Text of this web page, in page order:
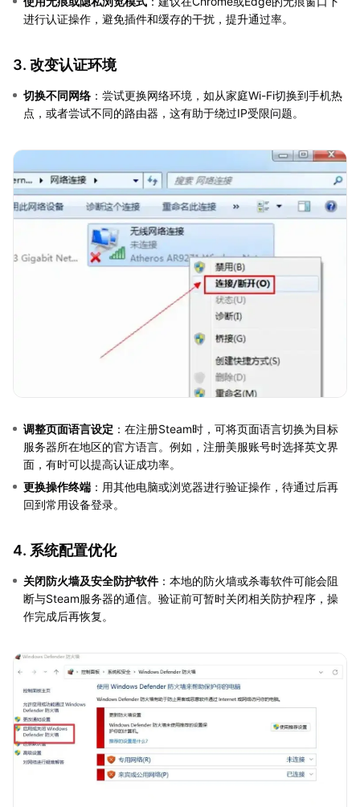
进行认证操作，避免插件和缓存的干扰，提升通过率。
3. 改变认证环境
切换不同网络 ：尝试更换网络环境，如从家庭Wi-Fi切换到手机热
点，或者尝试不同的路由器，这有助于绕过IP受限问题。
调整页面语言设定 ：在注册Steam时，可将页面语言切换为目标
服务器所在地区的官方语言。例如，注册美服账号时选择英文界
面，有时可以提高认证成功率。
更换操作终端 ：用其他电脑或浏览器进行验证操作，待通过后再
回到常用设备登录。
4. 系统配置优化
关闭防火墙及安全防护软件：本地的防火墙或杀毒软件可能会阻
断与Steam服务器的通信。验证前可暂时关闭相关防护程序，操
作完成后再恢复。